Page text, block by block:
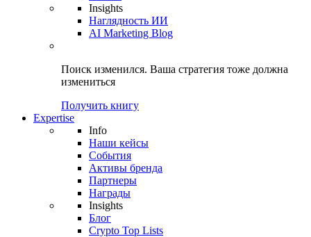
Insights
Наглядность ИИ
AI Marketing Blog
Поиск изменился. Ваша стратегия тоже должна
измениться
Получить книгу
Expertise
Info
Наши кейсы
События
Активы бренда
Партнеры
Награды
Insights
Блог
Crypto Top Lists